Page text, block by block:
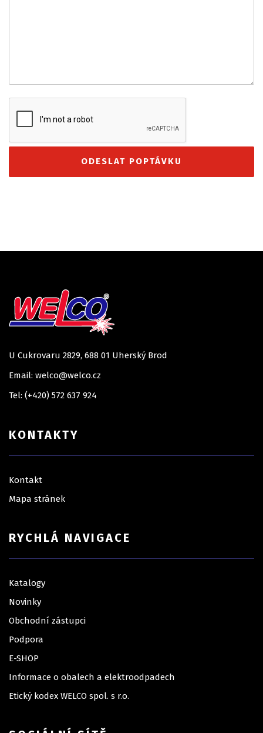
U Cukrovaru 2829, 688 01 Uherský Brod
Email: welco@welco.cz
Tel: (+420) 572 637 924
KONTAKTY
Kontakt
Mapa stránek
RYCHLÁ NAVIGACE
Katalogy
Novinky
Obchodní zástupci
Podpora
E-SHOP
Informace o obalech a elektroodpadech
Etický kodex WELCO spol. s r.o.